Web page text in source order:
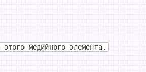
этого медийного элемента.